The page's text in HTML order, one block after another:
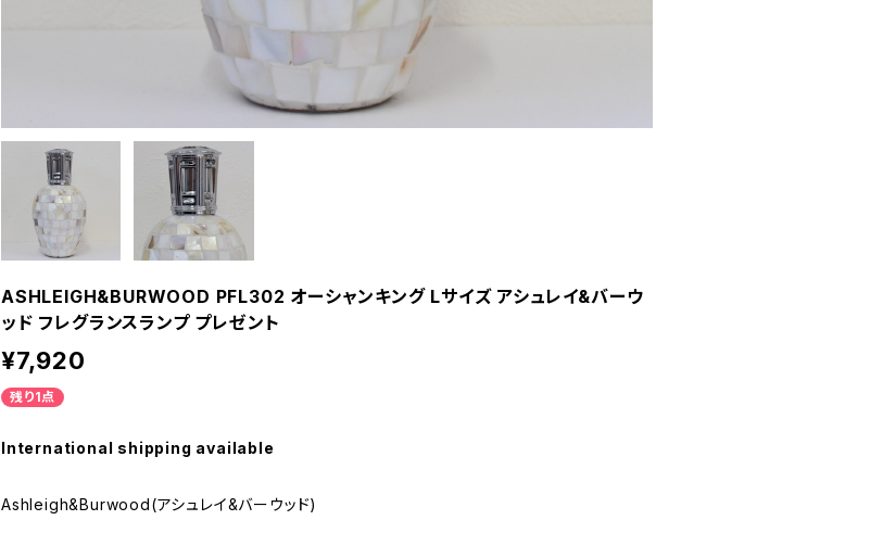
ASHLEIGH&BURWOOD PFL302 オーシャンキング Lサイズ アシュレイ&バーウ
ッド フレグランスランプ プレゼント
¥7,920
残り1点
International shipping available
Ashleigh&Burwood(アシュレイ&バーウッド)